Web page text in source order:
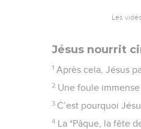
Les
Jésus nourrit
1 Après cela, Jésus
2 Une foule
3 C’est pourquoi
4 La *Pâque, la fête